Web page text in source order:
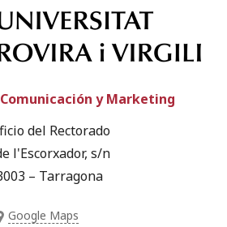
y Marketing
del Rectorado
l'Escorxador, s/n
– Tarragona
Google Maps